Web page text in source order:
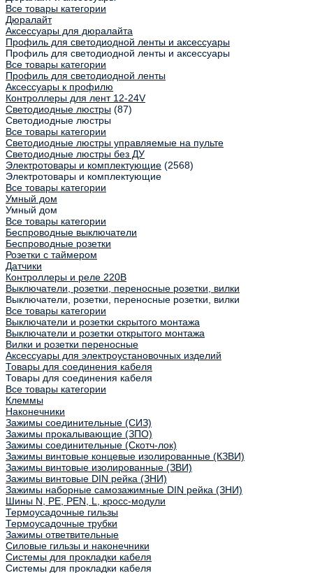
Все товары категории
Дюралайт
Аксессуары для дюралайта
Профиль для светодиодной ленты и аксессуары
Профиль для светодиодной ленты и аксессуары
Все товары категории
Профиль для светодиодной ленты
Аксессуары к профилю
Контроллеры для лент 12-24V
Светодиодные люстры (87)
Светодиодные люстры
Все товары категории
Светодиодные люстры управляемые на пульте
Светодиодные люстры без ДУ
Электротовары и комплектующие (2568)
Электротовары и комплектующие
Все товары категории
Умный дом
Умный дом
Все товары категории
Беспроводные выключатели
Беспроводные розетки
Розетки с таймером
Датчики
Контроллеры и реле 220В
Выключатели, розетки, переносные розетки, вилки
Выключатели, розетки, переносные розетки, вилки
Все товары категории
Выключатели и розетки скрытого монтажа
Выключатели и розетки открытого монтажа
Вилки и розетки переносные
Аксессуары для электроустановочных изделий
Товары для соединения кабеля
Товары для соединения кабеля
Все товары категории
Клеммы
Наконечники
Зажимы соединительные (СИЗ)
Зажимы прокалывающие (ЗПО)
Зажимы соединительные (Скотч-лок)
Зажимы винтовые концевые изолированные (КЗВИ)
Зажимы винтовые изолированные (ЗВИ)
Зажимы винтовые DIN рейка (ЗНИ)
Зажимы наборные самозажимные DIN рейка (ЗНИ)
Шины N, PE, PEN, L, кросс-модули
Термоусадочные гильзы
Термоусадочные трубки
Зажимы ответвительные
Силовые гильзы и наконечники
Системы для прокладки кабеля
Системы для прокладки кабеля